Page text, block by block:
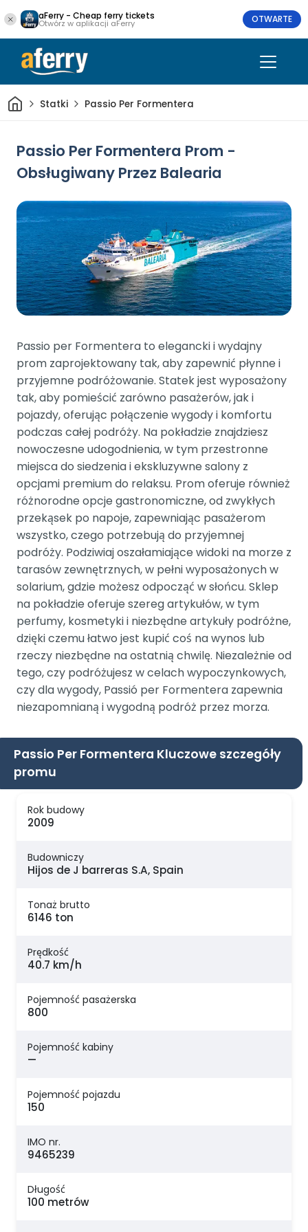
aFerry - Cheap ferry tickets
Otwórz w aplikacji aFerry OTWARTE
DomStatki Passio Per Formentera
Passio Per Formentera Prom -
Obsługiwany Przez Balearia
Passio per Formentera to elegancki i wydajny
prom zaprojektowany tak, aby zapewnić płynne i
przyjemne podróżowanie. Statek jest wyposażony
tak, aby pomieścić zarówno pasażerów, jak i
pojazdy, oferując połączenie wygody i komfortu
podczas całej podróży. Na pokładzie znajdziesz
nowoczesne udogodnienia, w tym przestronne
miejsca do siedzenia i ekskluzywne salony z
opcjami premium do relaksu. Prom oferuje również
różnorodne opcje gastronomiczne, od zwykłych
przekąsek po napoje, zapewniając pasażerom
wszystko, czego potrzebują do przyjemnej
podróży. Podziwiaj oszałamiające widoki na morze z
tarasów zewnętrznych, w pełni wyposażonych w
solarium, gdzie możesz odpocząć w słońcu. Sklep
na pokładzie oferuje szereg artykułów, w tym
perfumy, kosmetyki i niezbędne artykuły podróżne,
dzięki czemu łatwo jest kupić coś na wynos lub
rzeczy niezbędne na ostatnią chwilę. Niezależnie od
tego, czy podróżujesz w celach wypoczynkowych,
czy dla wygody, Passió per Formentera zapewnia
niezapomnianą i wygodną podróż przez morza.
Passio Per Formentera Kluczowe szczegóły
promu
Rok budowy
2009
Budowniczy
Hijos de J barreras S.A, Spain
Tonaż brutto
6146 ton
Prędkość
40.7 km/h
Pojemność pasażerska
800
Pojemność kabiny
—
Pojemność pojazdu
150
IMO nr.
9465239
Długość
100 metrów